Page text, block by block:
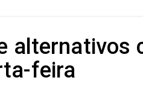
alternativos
feira